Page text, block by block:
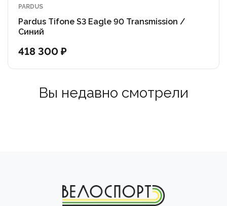
Кассета : Shimano CS-M7100-12, 10-51T
Тормоза : Shimano M4100
Диски : Shimano SM-RT10 CL, 180 мм передний и 160
мм задний
Wheels : Velomann KOM light i25 29″, 622×25
PARDUS
Pardus Tifone S3 Eagle 90 Transmission /
Синий
418 300 ₽
Вы недавно смотрели